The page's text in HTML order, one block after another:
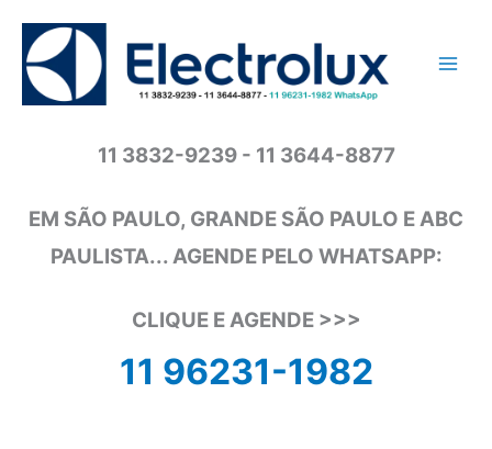
conteúdo
11 3832-9239 - 11 3644-8877
EM SÃO PAULO, GRANDE SÃO PAULO E ABC
PAULISTA... AGENDE PELO WHATSAPP:
CLIQUE E AGENDE >>>
11 96231-1982